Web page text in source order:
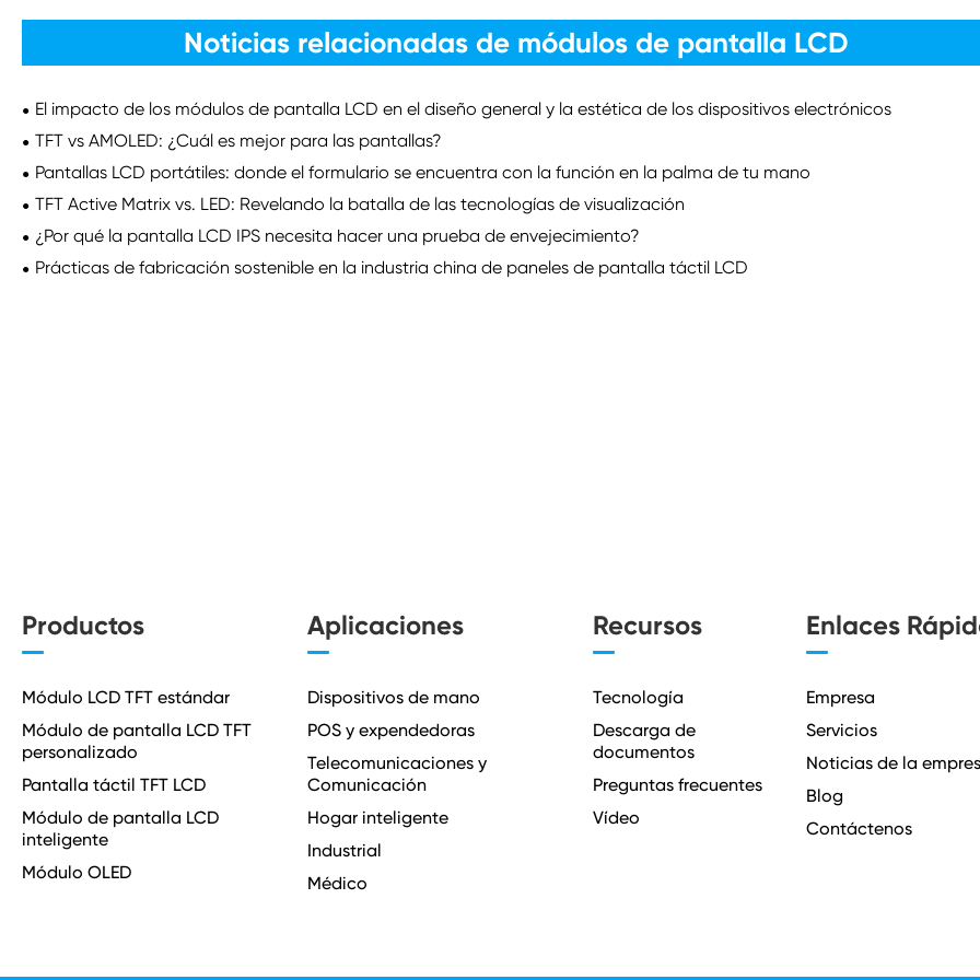
Noticias relacionadas de módulos de pantalla LCD
El impacto de los módulos de pantalla LCD en el diseño general y la estética de los dispositivos electrónicos
TFT vs AMOLED: ¿Cuál es mejor para las pantallas?
Pantallas LCD portátiles: donde el formulario se encuentra con la función en la palma de tu mano
TFT Active Matrix vs. LED: Revelando la batalla de las tecnologías de visualización
¿Por qué la pantalla LCD IPS necesita hacer una prueba de envejecimiento?
Prácticas de fabricación sostenible en la industria china de paneles de pantalla táctil LCD
Productos
Módulo LCD TFT estándar
Módulo de pantalla LCD TFT
personalizado
Pantalla táctil TFT LCD
Módulo de pantalla LCD
inteligente
Módulo OLED
Aplicaciones
Dispositivos de mano
POS y expendedoras
Telecomunicaciones y
Comunicación
Hogar inteligente
Industrial
Médico
Recursos
Tecnología
Descarga de
documentos
Preguntas frecuentes
Vídeo
Enlaces
Empresa
Servicios
Noticias de la
Blog
Contáctenos